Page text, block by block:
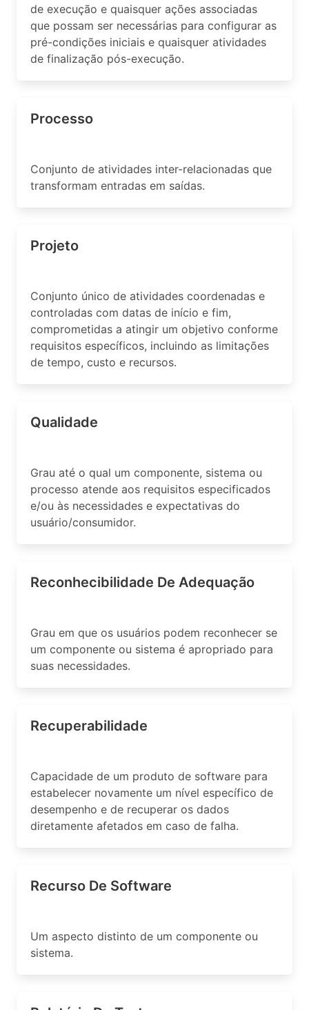
de execução e quaisquer ações associadas
que possam ser necessárias para configurar as
pré-condições iniciais e quaisquer atividades
de finalização pós-execução.
Processo
Conjunto de atividades inter-relacionadas que
transformam entradas em saídas.
Projeto
Conjunto único de atividades coordenadas e
controladas com datas de início e fim,
comprometidas a atingir um objetivo conforme
requisitos específicos, incluindo as limitações
de tempo, custo e recursos.
Qualidade
Grau até o qual um componente, sistema ou
processo atende aos requisitos especificados
e/ou às necessidades e expectativas do
usuário/consumidor.
Reconhecibilidade De Adequação
Grau em que os usuários podem reconhecer se
um componente ou sistema é apropriado para
suas necessidades.
Recuperabilidade
Capacidade de um produto de software para
estabelecer novamente um nível específico de
desempenho e de recuperar os dados
diretamente afetados em caso de falha.
Recurso De Software
Um aspecto distinto de um componente ou
sistema.